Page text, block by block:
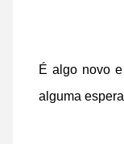
É algo novo
alguma